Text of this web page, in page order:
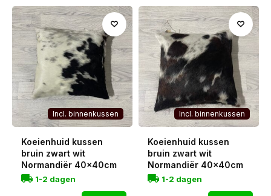
Incl. binnenkussen
Koeienhuid kussen
bruin zwart wit
Normandiër 40x40cm
1-2 dagen
Incl. binnenkussen
Koeienhuid kussen
bruin zwart wit
Normandiër 40x40cm
1-2 dagen